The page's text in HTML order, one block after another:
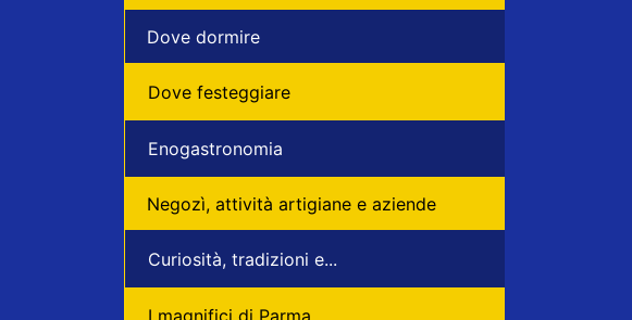
Dove dormire
Dove festeggiare
Enogastronomia
Negozì, attività artigiane e aziende
Curiosità, tradizioni e...